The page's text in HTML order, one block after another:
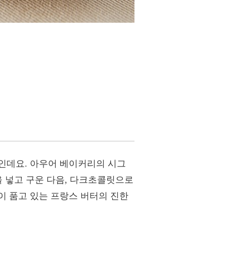
데요. 아우어 베이커리의 시그
넣고 구운 다음, 다크초콜릿으로
품고 있는 프랑스 버터의 진한